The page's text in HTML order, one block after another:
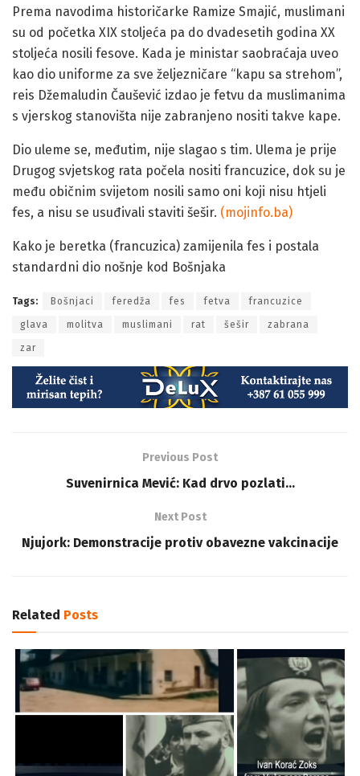
Prema navodima historičarke Ramize Smajić, muslimani
su od početka XIX stoljeća pa do dvadesetih godina XX
stoljeća nosili fesove. Kada je ministar saobraćaja uveo
kao dio uniforme za sve željezničare “kapu sa strehom”,
reis Džemaludin Čaušević izdao je fetvu da muslimanima
s vjerskog stanovišta nije zabranjeno nositi takve kape.
Dio uleme se, međutim, nije slagao s tim. Ulema je prije
Drugog svjetskog rata počela nositi francuzice, dok su je
među običnim svijetom nosili samo oni koji nisu htjeli
fes, a nisu se usuđivali staviti šešir. (mojinfo.ba)
Kako je beretka (francuzica) zamijenila fes i postala
standardni dio nošnje kod Bošnjaka
Tags: Bošnjaci feredža fes fetva francuzice
glava molitva muslimani rat šešir zabrana
zar
Previous Post
Suvenirnica Mević: Kad drvo pozlati…
Next Post
Njujork: Demonstracije protiv obavezne vakcinacije
Related Posts